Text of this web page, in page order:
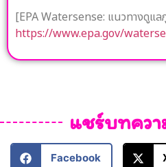
[EPA Watersense: แนวทางดูแ
https://www.epa.gov/
แชร์บทคว
Facebook